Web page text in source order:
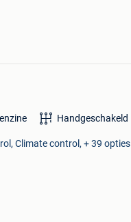
Handgeschakeld
Climate control, + 39 opties